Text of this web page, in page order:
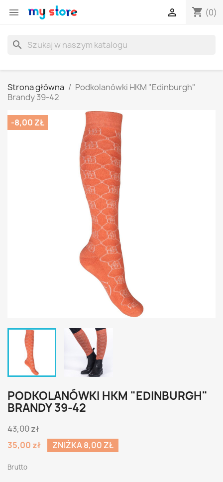
 shopping_cart (0)

search
Strona główna
Podkolanówki HKM "Edinburgh"
Brandy 39-42
-8,00 ZŁ
PODKOLANÓWKI HKM "EDINBURGH"
BRANDY 39-42
43,00 zł
35,00 zł
ZNIŻKA 8,00 ZŁ
Brutto